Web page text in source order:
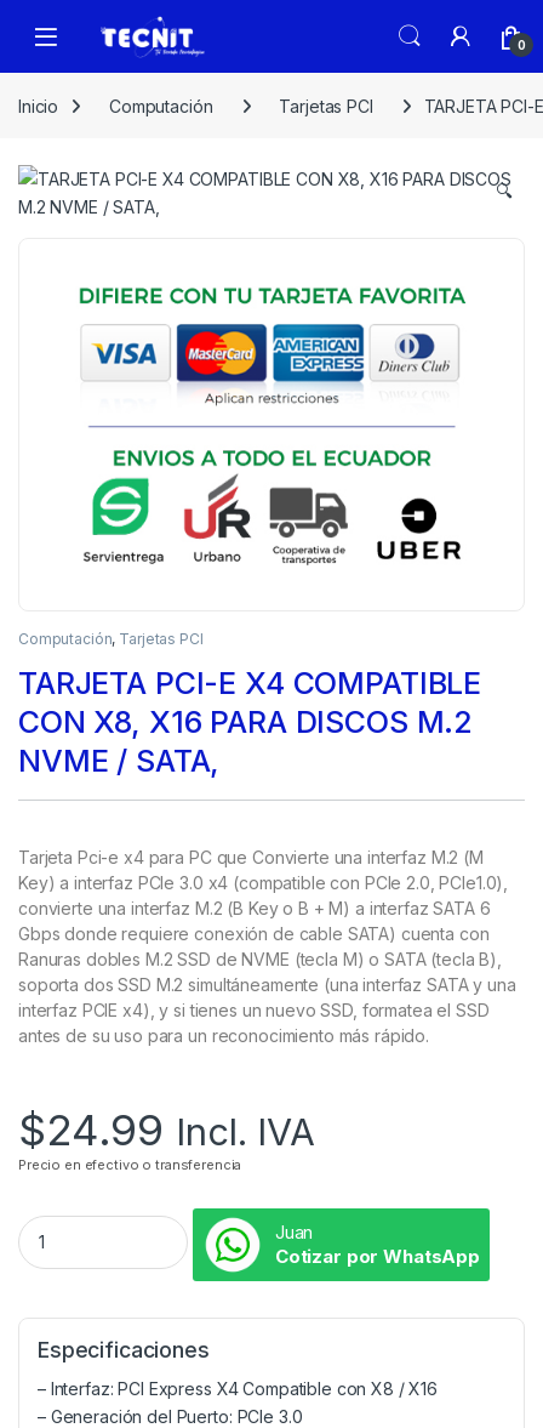
0
Inicio Computación Tarjetas PCI TARJETA PCI-
🔍
Computación, Tarjetas PCI
TARJETA PCI-E X4 COMPATIBLE
CON X8, X16 PARA DISCOS M.2
NVME / SATA,
Tarjeta Pci-e x4 para PC que Convierte una interfaz M.2 (M
Key) a interfaz PCIe 3.0 x4 (compatible con PCIe 2.0, PCIe1.0),
convierte una interfaz M.2 (B Key o B + M) a interfaz SATA 6
Gbps donde requiere conexión de cable SATA) cuenta con
Ranuras dobles M.2 SSD de NVME (tecla M) o SATA (tecla B),
soporta dos SSD M.2 simultáneamente (una interfaz SATA y una
interfaz PCIE x4), y si tienes un nuevo SSD, formatea el SSD
antes de su uso para un reconocimiento más rápido.
$24.99 Incl. IVA
Precio en efectivo o transferencia
Juan
Cotizar por WhatsApp
Especificaciones
– Interfaz: PCI Express X4 Compatible con X8 / X16
– Generación del Puerto: PCIe 3.0